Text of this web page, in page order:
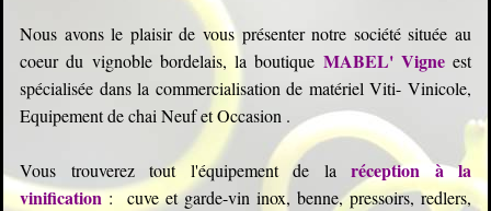
Nous avons le plaisir de vous présenter notre société située au
coeur du vignoble bordelais, la boutique MABEL' Vigne est
spécialisée dans la commercialisation de matériel Viti- Vinicole,
Equipement de chai Neuf et Occasion .
Vous trouverez tout l'équipement de la réception à la
vinification: cuve et garde-vin inox, benne, pressoirs, redlers,